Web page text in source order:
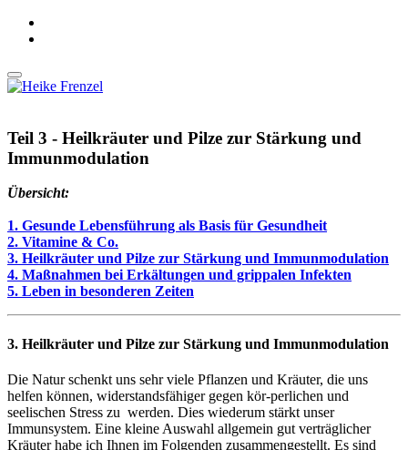
Teil 3 - Heilkräuter und Pilze zur Stärkung und
Immunmodulation
Übersicht:
1. Gesunde Lebensführung als Basis für Gesundheit
2. Vitamine & Co.
3. Heilkräuter und Pilze zur Stärkung und Immunmodulation
4. Maßnahmen bei Erkältungen und grippalen Infekten
5. Leben in besonderen Zeiten
3. Heilkräuter und Pilze zur Stärkung und Immunmodulation
Die Natur schenkt uns sehr viele Pflanzen und Kräuter, die uns
helfen können, widerstandsfähiger gegen kör-perlichen und
seelischen Stress zu werden. Dies wiederum stärkt unser
Immunsystem. Eine kleine Auswahl allgemein gut verträglicher
Kräuter habe ich Ihnen im Folgenden zusammengestellt. Es sind